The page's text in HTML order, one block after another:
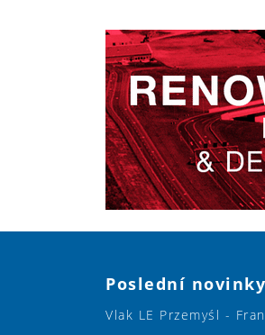
Poslední novinky
Vlak LE Przemyśl -